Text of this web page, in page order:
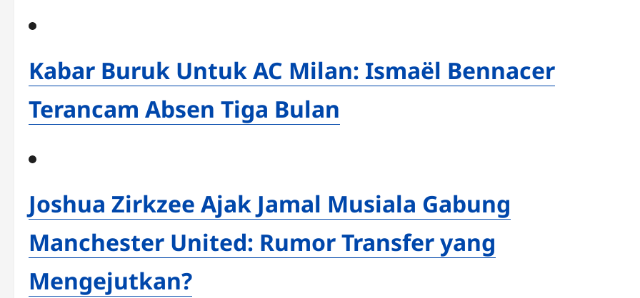
Kabar Buruk Untuk AC Milan: Ismaël Bennacer
Terancam Absen Tiga Bulan
Joshua Zirkzee Ajak Jamal Musiala Gabung
Manchester United: Rumor Transfer yang
Mengejutkan?